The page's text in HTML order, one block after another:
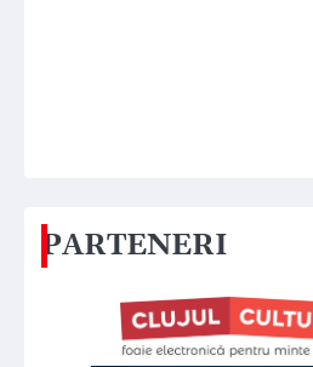
PARTENERI